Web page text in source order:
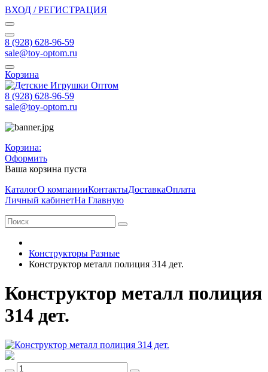
ВХОД / РЕГИСТРАЦИЯ
8 (928) 628-96-59
sale@toy-optom.ru
Корзина
8 (928) 628-96-59
sale@toy-optom.ru
Корзина:
Оформить
Ваша корзина пуста
КаталогО компанииКонтактыДоставкаОплата
Личный кабинетНа Главную
Конструкторы Разные
Конструктор металл полиция 314 дет.
Конструктор металл полиция
314 дет.